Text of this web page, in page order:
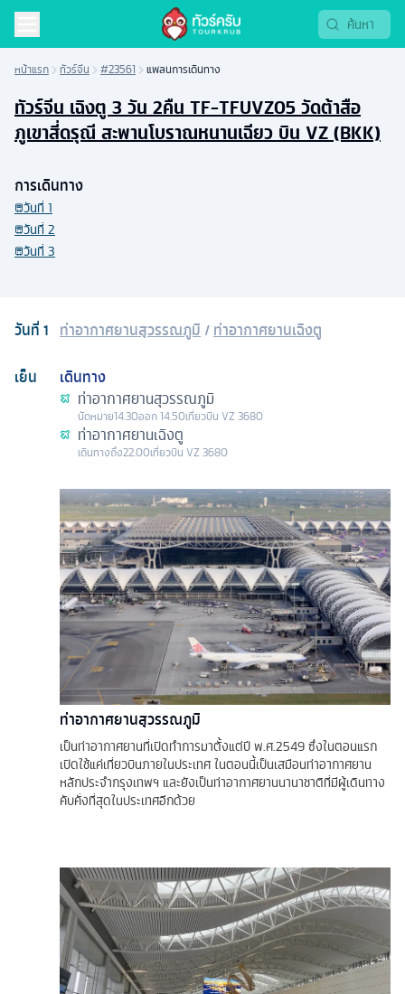
หน้าแรก ทัวร์จีน #23561 แพลนการเดินทาง
ทัวร์จีน เฉิงตู 3 วัน 2คืน TF-TFUVZ05 วัดต้าสือ
ภูเขาสี่ดรุณี สะพานโบราณหนานเฉียว บิน VZ (BKK)
วันที่1 ท่าอากาศยานสุวรรณภูมิ /ท่าอากาศยานเฉิงตู
เย็น
เดินทาง
ท่าอากาศยานสุวรรณภูมิ
นัดหมาย14.30ออก14.50เที่ยวบิน VZ 3680
ท่าอากาศยานเฉิงตู
เดินทางถึง22.00เที่ยวบิน VZ 3680
ท่าอากาศยานสุวรรณภูมิ
เป็นท่าอากาศยานที่เปิดทำการมาตั้งแต่ปี พ.ศ.2549 ซึ่งในตอนแรก
เปิดใช้แค่เที่ยวบินภายในประเทศ ในตอนนี้เป็นเสมือนท่าอากาศยาน
หลักประจำกรุงเทพฯ และยังเป็นท่าอากาศยานนานาชาติที่มีผู้เดินทาง
คับคั่งที่สุดในประเทศอีกด้วย
การเดินทาง
วันที่ 1
วันที่ 2
วันที่ 3